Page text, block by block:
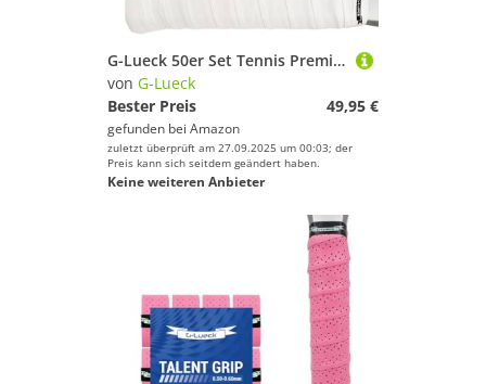
G-Lueck 50er Set Tennis Premium Overgrip Power Touch - Hoher Grip, Lange Haltbarkeit - 0,60mm Stärke | Griffband für Padel, Squash, Badminton Schläger | Anti-Rutsch (Weiß)
von G-Lueck
Bester Preis
49,95 €
gefunden bei Amazon
zuletzt überprüft am 27.09.2025 um 00:03; der
Preis kann sich seitdem geändert haben.
Keine weiteren Anbieter